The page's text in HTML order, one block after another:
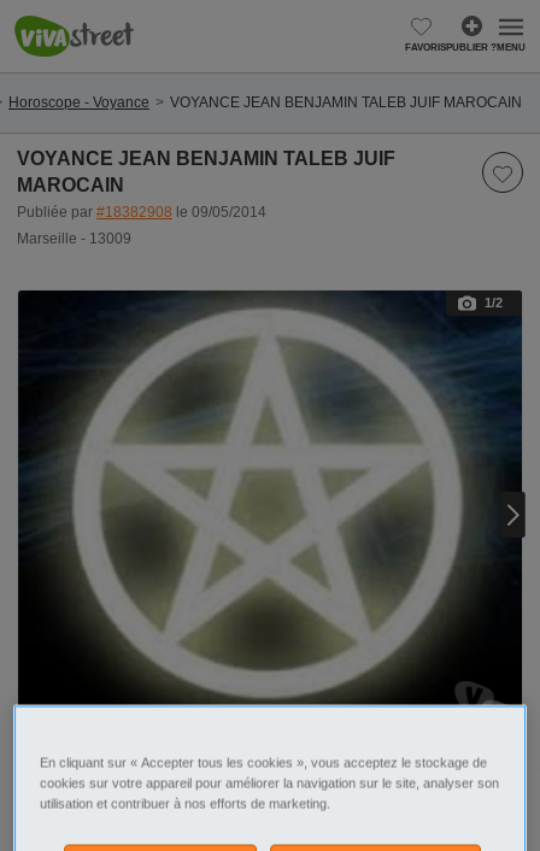
FAVORISPUBLIER ?MENU
Horoscope - Voyance VOYANCE JEAN BENJAMIN TALEB JUIF MAROCAIN
VOYANCE JEAN BENJAMIN TALEB JUIF
MAROCAIN
Publiée par #18382908 le 09/05/2014
Marseille - 13009
1/2
Tel
En cliquant sur « Accepter tous les cookies », vous acceptez le stockage de
cookies sur votre appareil pour améliorer la navigation sur le site, analyser son
utilisation et contribuer à nos efforts de marketing.